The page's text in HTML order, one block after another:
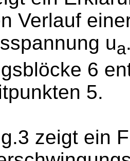
Verlauf
ua
6
5.
zeigt ein